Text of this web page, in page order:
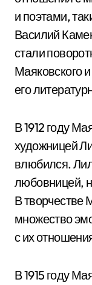
и поэтами,
Василий
стали
Маяковского
его
В 1912 году
художницей
влюбился.
любовницей,
В творчестве
множество
с их
В 1915 году